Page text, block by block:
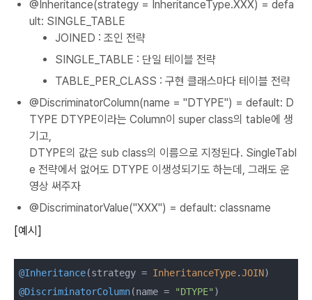
@Inheritance(strategy = InheritanceType.XXX) = defa
ult: SINGLE_TABLE
JOINED : 조인 전략
SINGLE_TABLE : 단일 테이블 전략
TABLE_PER_CLASS : 구현 클래스마다 테이블 전략
@DiscriminatorColumn(name = "DTYPE") = default: D
TYPE DTYPE이라는 Column이 super class의 table에 생
기고,
DTYPE의 값은 sub class의 이름으로 지정된다. SingleTabl
e 전략에서 없어도 DTYPE 이생성되기도 하는데, 그래도 운
영상 써주자
@DiscriminatorValue("XXX") = default: classname
[예시]
@Inheritance(strategy = InheritanceType.JOIN
@DiscriminatorColumn(name = "DTYPE" )